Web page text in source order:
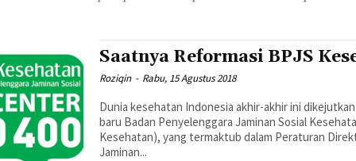
Saatnya Reformasi BPJS
Roziqin - Rabu, 15 Agustus 2018
Dunia kesehatan Indonesia akhir-akhir ini
baru Badan Penyelenggara Jaminan Sosial
Kesehatan), yang termaktub dalam Peraturan
Jaminan...